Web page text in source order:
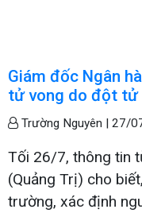
Giám đốc Ngân
tử vong do đột tử
Trường Nguyên | 27/
Tối 26/7, thông tin
(Quảng Trị) cho
trường, xác định